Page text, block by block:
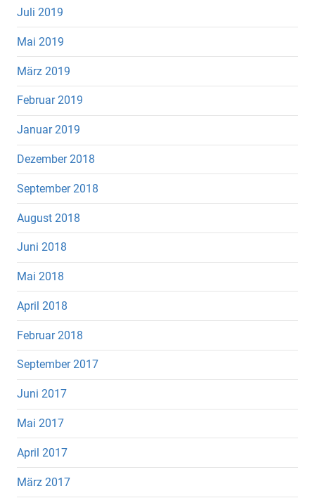
Juli 2019
Mai 2019
März 2019
Februar 2019
Januar 2019
Dezember 2018
September 2018
August 2018
Juni 2018
Mai 2018
April 2018
Februar 2018
September 2017
Juni 2017
Mai 2017
April 2017
März 2017